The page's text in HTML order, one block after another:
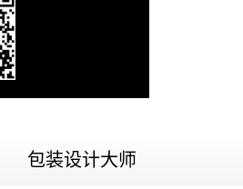
包装设计大师